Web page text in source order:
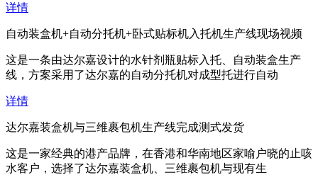
详情
自动装盒机+自动分托机+卧式贴标机入托机生产线现场视频
这是一条由达尔嘉设计的水针剂瓶贴标入托、自动装盒生产
线，方案采用了达尔嘉的自动分托机对成型托进行自动
详情
达尔嘉装盒机与三维裹包机生产线完成测式发货
这是一家经典的港产品牌，在香港和华南地区家喻户晓的止咳
水客户，选择了达尔嘉装盒机、三维裹包机与现有生